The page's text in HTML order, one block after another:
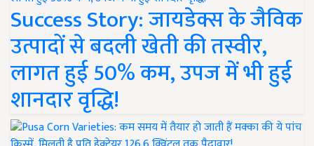
Success Story: जायडेक्स के जैविक
उत्पादों से बदली खेती की तस्वीर,
लागत हुई 50% कम, उपज में भी हुई
शानदार वृद्धि!